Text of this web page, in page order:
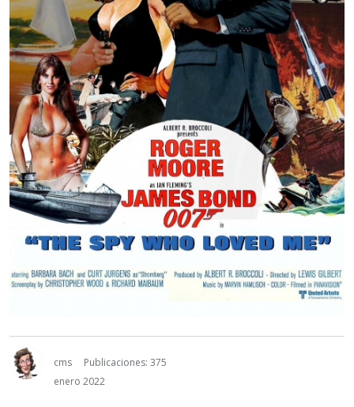
cms
Publicaciones: 375
enero 2022